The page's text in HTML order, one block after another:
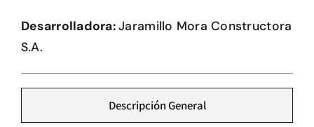
Plataforma CASA
Desarrolladora:Jaramillo Mora Constructora
S.A.
Descripción General